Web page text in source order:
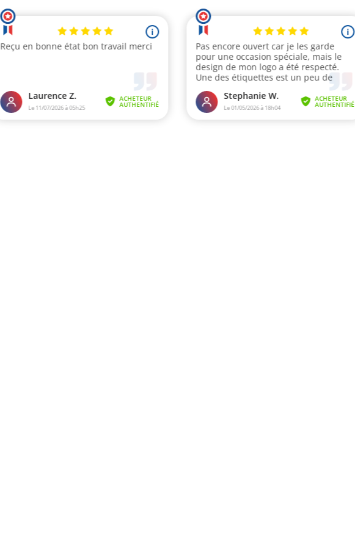
i
Reçu en bonne état bon travail merci
Laurence Z.
Le 11/07/2026 à 05h25
ACHETEUR
AUTHENTIFIÉ
i
Pas encore ouvert car je les garde
pour une occasion spéciale, mais le
design de mon logo a été respecté.
Une des étiquettes est un peu de
Stephanie W.
Le 01/05/2026 à 18h04
ACHETEUR
AUTHENTIFIÉ